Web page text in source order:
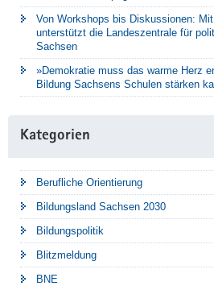
Von Workshops bis Diskussionen:
unterstützt die Landeszentrale für
Sachsen
»Demokratie muss das warme Herz
Bildung Sachsens Schulen stärken
Kategorien
Berufliche Orientierung
Bildungsland Sachsen 2030
Bildungspolitik
Blitzmeldung
BNE